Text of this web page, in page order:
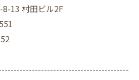
13 村田ビル2F